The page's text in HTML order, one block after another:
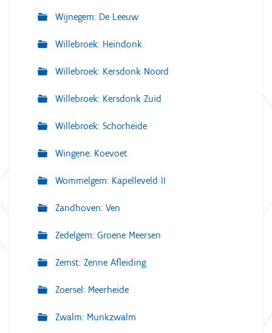
Wijnegem: De Leeuw
Willebroek: Heindonk
Willebroek: Kersdonk Noord
Willebroek: Kersdonk Zuid
Willebroek: Schorheide
Wingene: Koevoet
Wommelgem: Kapelleveld II
Zandhoven: Ven
Zedelgem: Groene Meersen
Zemst: Zenne Afleiding
Zoersel: Meerheide
Zwalm: Munkzwalm